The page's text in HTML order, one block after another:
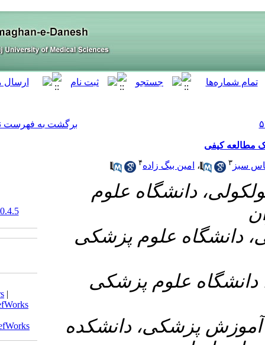
علوم
پزشکی
BibTeX
EndNote| Medlars|
ProCite
Mendeley
Zotero RefWorks